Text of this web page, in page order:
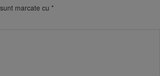
marcate cu *